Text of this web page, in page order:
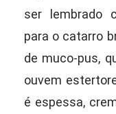
ser lembrado
para o catarro
de muco-pus,
ouvem
é espessa,